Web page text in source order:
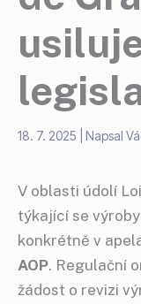
18. 7. 2025 | Napsal
V oblasti údolí
týkající se
konkrétně v
AOP. Regulační
žádost o revizi